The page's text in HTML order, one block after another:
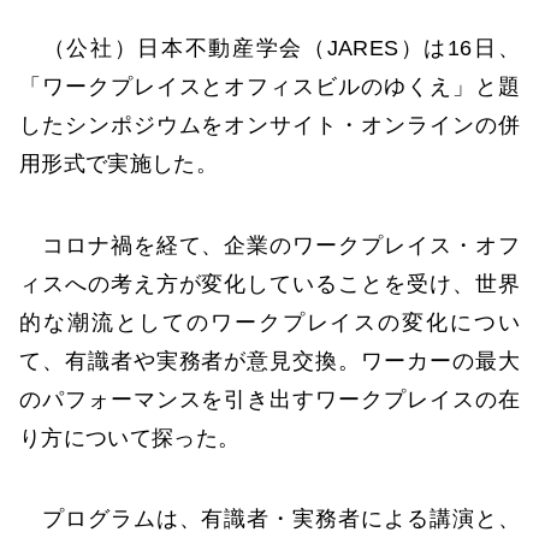
（公社）日本不動産学会（JARES）は16日、
「ワークプレイスとオフィスビルのゆくえ」と題
したシンポジウムをオンサイト・オンラインの併
用形式で実施した。
コロナ禍を経て、企業のワークプレイス・オフ
ィスへの考え方が変化していることを受け、世界
的な潮流としてのワークプレイスの変化につい
て、有識者や実務者が意見交換。ワーカーの最大
のパフォーマンスを引き出すワークプレイスの在
り方について探った。
プログラムは、有識者・実務者による講演と、